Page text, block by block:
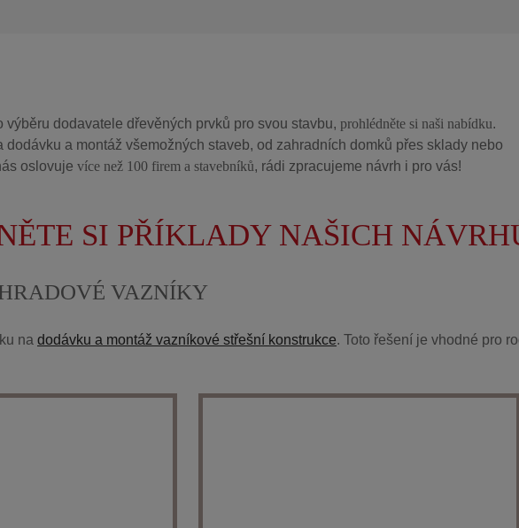
výběru dodavatele dřevěných prvků pro svou stavbu, prohlédněte si naši nabídku.
dodávku a montáž všemožných staveb, od zahradních domků přes sklady nebo
oslovuje více než 100 firem a stavebníků, rádi zpracujeme návrh i pro vás!
SI PŘÍKLADY NAŠICH
VAZNÍKY
na dodávku a montáž vazníkové střešní konstrukce. Toto řešení je vhodné pro